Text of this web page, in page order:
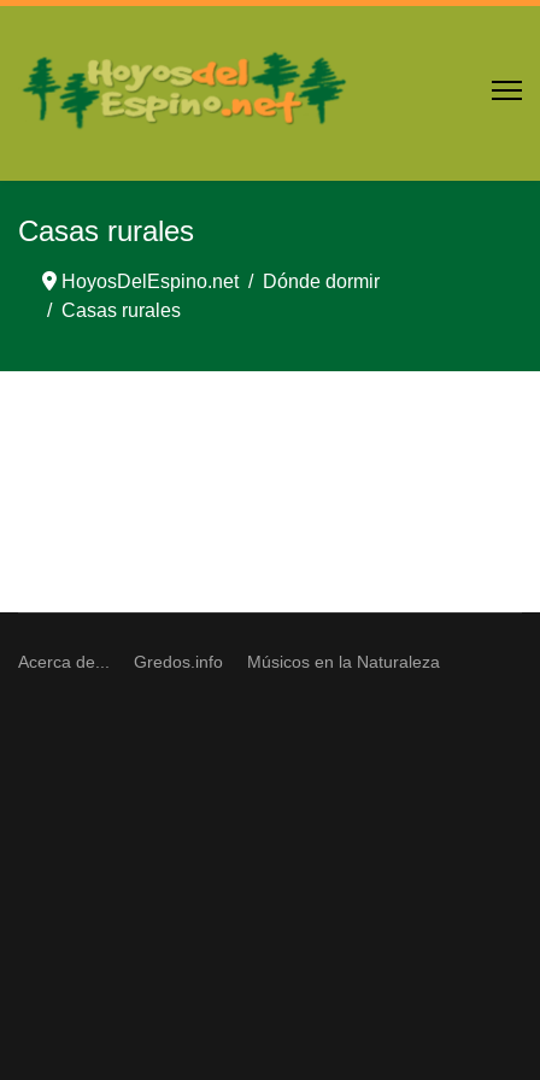
Casas rurales
HoyosDelEspino.net
Dónde dormir
Casas rurales
Acerca de... Gredos.info Músicos en la Naturaleza